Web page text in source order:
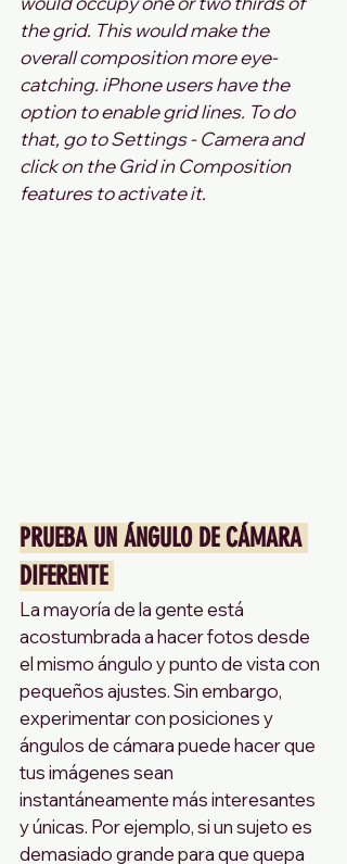
the grid. This would make the
overall composition more eye-
catching. iPhone users have the
option to enable grid lines. To do
that, go to Settings - Camera and
click on the Grid in Composition
features to activate it.
PRUEBA UN ÁNGULO DE CÁMARA
DIFERENTE
La mayoría de la gente está
acostumbrada a hacer fotos desde
el mismo ángulo y punto de vista con
pequeños ajustes. Sin embargo,
experimentar con posiciones y
ángulos de cámara puede hacer que
tus imágenes sean
instantáneamente más interesantes
y únicas. Por ejemplo, si un sujeto es
demasiado grande para que quepa